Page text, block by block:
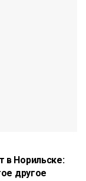
в Норильске:
другое